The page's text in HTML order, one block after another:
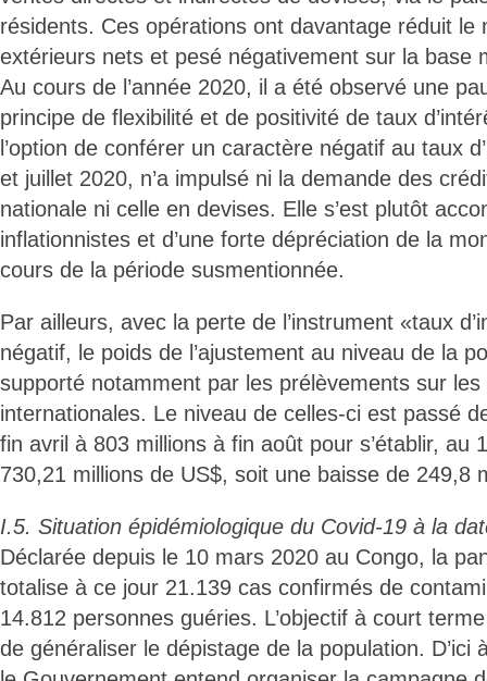
résidents. Ces opérations ont davantage réduit le
extérieurs nets et pesé négativement sur la base
Au cours de l’année 2020, il a été observé une
principe de flexibilité et de positivité de taux
l’option de conférer un caractère négatif au taux
et juillet 2020, n’a impulsé ni la demande des
nationale ni celle en devises. Elle s’est plutôt
inflationnistes et d’une forte dépréciation de la
cours de la période susmentionnée.
Par ailleurs, avec la perte de l’instrument «taux
négatif, le poids de l’ajustement au niveau de la
supporté notamment par les prélèvements sur les
internationales. Le niveau de celles-ci est passé
fin avril à 803 millions à fin août pour s’établir, au
730,21 millions de US$, soit une baisse de 249,8
I.5. Situation épidémiologique du Covid-19 à la
Déclarée depuis le 10 mars 2020 au Congo, la
totalise à ce jour 21.139 cas confirmés de
14.812 personnes guéries. L’objectif à court
de généraliser le dépistage de la population. D’ici